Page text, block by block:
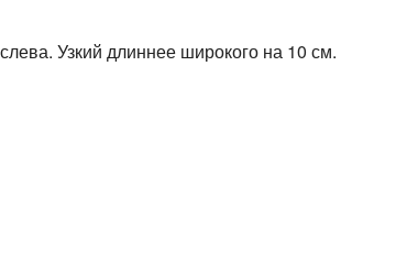
Узкий длиннее широкого на 10 см.